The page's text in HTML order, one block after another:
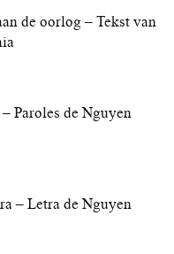
de oorlog – Tekst van
Paroles de Nguyen
– Letra de Nguyen